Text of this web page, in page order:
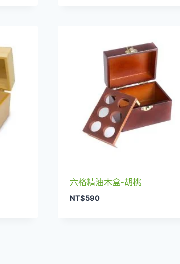
到
NT$300
六格精油木盒-胡桃
NT$590